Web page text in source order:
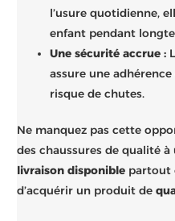
l’usure quotidienne,
enfant pendant
Une sécurité accrue :
assure une
risque de chutes.
Ne manquez pas cette
des chaussures de qualité à
livraison disponible partout
d’acquérir un produit de